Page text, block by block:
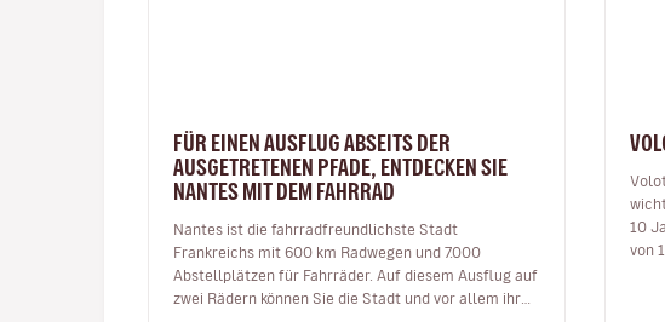
FÜR EINEN AUSFLUG ABSEITS DER
AUSGETRETENEN PFADE, ENTDECKEN SIE
NANTES MIT DEM FAHRRAD
Nantes ist die fahrradfreundlichste Stadt
Frankreichs mit 600 km Radwegen und 7.000
Abstellplätzen für Fahrräder. Auf diesem Ausflug auf
zwei Rädern können Sie die Stadt und vor allem ihre
10
von